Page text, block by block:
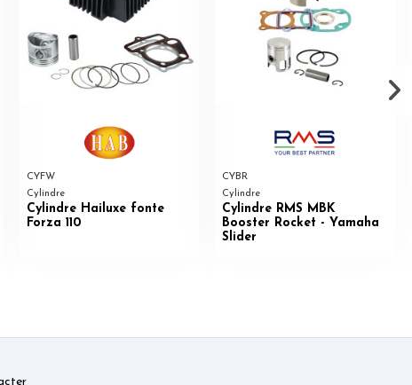
CYFW
Cylindre
Cylindre Hailuxe fonte
Forza 110
CYBR
Cylindre
Cylindre RMS MBK
Booster Rocket - Yamaha
Slider